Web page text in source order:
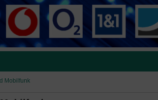
Mobilfunk